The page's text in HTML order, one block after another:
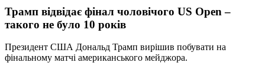
Трамп відвідає фінал чоловічого US Open –
такого не було 10 років
Президент США Дональд Трамп вирішив побувати на
фінальному матчі американського мейджора.